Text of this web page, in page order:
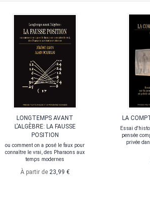
LONGTEMPS AVANT
L'ALGÈBRE: LA FAUSSE
POSITION
ou comment on a posé le faux pour
connaître le vrai, des Pharaons aux
temps modernes
À partir de 23,99 €
LA
Essai
pensée
privée